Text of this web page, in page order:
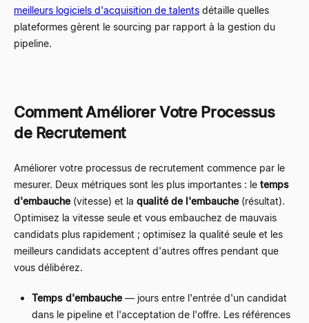
meilleurs logiciels d'acquisition de talents détaille quelles
plateformes gèrent le sourcing par rapport à la gestion du
pipeline.
Comment Améliorer Votre Processus
de Recrutement
Améliorer votre processus de recrutement commence par le
mesurer. Deux métriques sont les plus importantes : le temps
d'embauche(vitesse) et la qualité de l'embauche(résultat).
Optimisez la vitesse seule et vous embauchez de mauvais
candidats plus rapidement ; optimisez la qualité seule et les
meilleurs candidats acceptent d'autres offres pendant que
vous délibérez.
Temps d'embauche — jours entre l'entrée d'un candidat
dans le pipeline et l'acceptation de l'offre. Les références